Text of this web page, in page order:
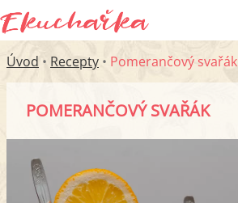
Úvod • Recepty • Pomerančový svařák
POMERANČOVÝ SVAŘÁK